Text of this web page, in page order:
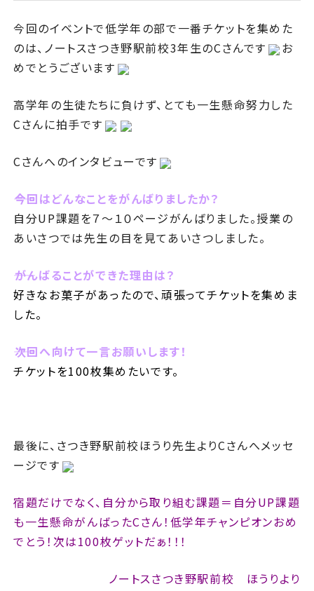
今回のイベントで低学年の部で一番チケットを集めた
のは、ノートスさつき野駅前校3年生のCさんです
お
めでとうございます
高学年の生徒たちに負けず、とても一生懸命努力した
Cさんに拍手です
Cさんへのインタビューです
――今回はどんなことをがんばりましたか？
自分UP課題を７～１０ページがんばりました。授業の
あいさつでは先生の目を見てあいさつしました。
――がんばることができた理由は？
好きなお菓子があったので、頑張ってチケットを集めま
した。
――次回へ向けて一言お願いします！
チケットを100枚集めたいです。
最後に、さつき野駅前校ほうり先生よりCさんへメッセ
ージです
宿題だけでなく、自分から取り組む課題＝自分UP課題
も一生懸命がんばったCさん！低学年チャンピオンおめ
でとう！次は100枚ゲットだぁ！！！
ノートスさつき野駅前校 ほうりより